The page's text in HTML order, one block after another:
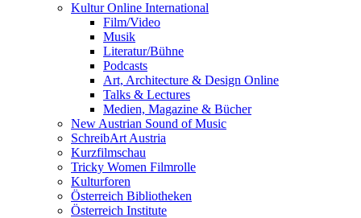
Kultur Online International
Film/Video
Musik
Literatur/Bühne
Podcasts
Art, Architecture & Design Online
Talks & Lectures
Medien, Magazine & Bücher
New Austrian Sound of Music
SchreibArt Austria
Kurzfilmschau
Tricky Women Filmrolle
Kulturforen
Österreich Bibliotheken
Österreich Institute